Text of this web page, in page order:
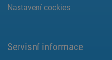
Nastavení cookies
Servisní informace